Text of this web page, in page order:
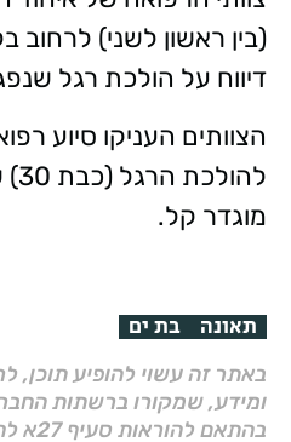
(בין ראשון לשני) לרחוב
דיווח על הולכת רגל
הצוותים העניקו סיוע
מוגדר קל.
תאונה בת ים
באתר זה עשוי להופיע תוכן,
ומידע, שמקורו ברשתות
בהתאם